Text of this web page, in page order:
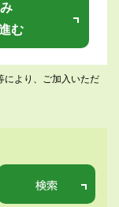
む
により、ご加入いただ
検索